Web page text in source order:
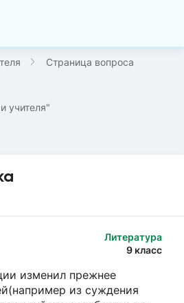
Страница вопроса
учителя"
Литература
9 класс
изменил прежнее
из суждения